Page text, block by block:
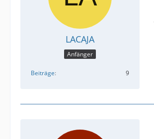
LACAJA
Anfänger
Beiträge 9